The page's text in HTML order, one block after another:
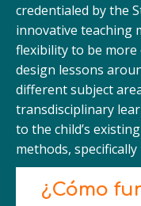
credentialed by the
innovative teaching
flexibility to be more
design lessons
different subject
transdisciplinary
to the child’s
methods,
¿Cómo